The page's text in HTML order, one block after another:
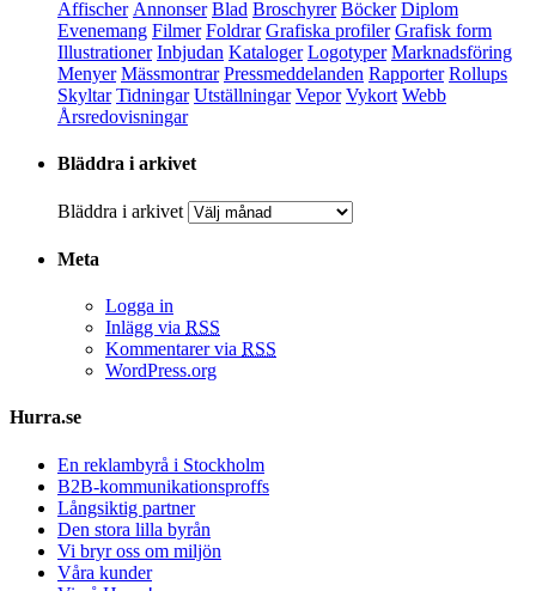
Affischer Annonser Blad Broschyrer Böcker Diplom
Evenemang Filmer Foldrar Grafiska profiler Grafisk form
Illustrationer Inbjudan Kataloger Logotyper Marknadsföring
Menyer Mässmontrar Pressmeddelanden Rapporter Rollups
Skyltar Tidningar Utställningar Vepor Vykort Webb
Årsredovisningar
Bläddra i arkivet
Bläddra i arkivet
Meta
Logga in
Inlägg via RSS
Kommentarer via RSS
WordPress.org
Hurra.se
En reklambyrå i Stockholm
B2B-kommunikationsproffs
Långsiktig partner
Den stora lilla byrån
Vi bryr oss om miljön
Våra kunder